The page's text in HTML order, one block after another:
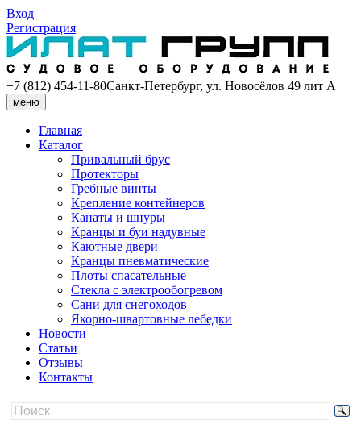
Вход
Регистрация
+7 (812) 454-11-80Санкт-Петербург, ул. Новосёлов 49 лит А
меню
Главная
Каталог
Привальный брус
Протекторы
Гребные винты
Крепление контейнеров
Канаты и шнуры
Кранцы и буи надувные
Каютные двери
Кранцы пневматические
Плоты спасательные
Стекла с электрообогревом
Сани для снегоходов
Якорно-швартовные лебедки
Новости
Статьи
Отзывы
Контакты